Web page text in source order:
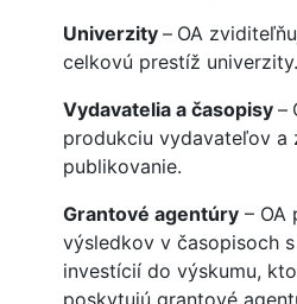
Univerzity – OA
celkovú prestíž univerzity.
Vydavatelia a časopisy –
produkciu vydavateľov a
publikovanie.
Grantové agentúry – OA
výsledkov v časopisoch
investícií do výskumu,